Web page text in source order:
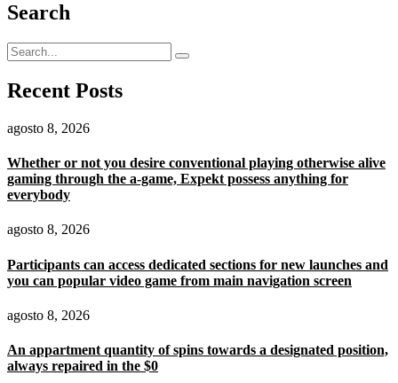
Search
Recent Posts
agosto 8, 2026
Whether or not you desire conventional playing otherwise alive
gaming through the a-game, Expekt possess anything for
everybody
agosto 8, 2026
Participants can access dedicated sections for new launches and
you can popular video game from main navigation screen
agosto 8, 2026
An appartment quantity of spins towards a designated position,
always repaired in the $0